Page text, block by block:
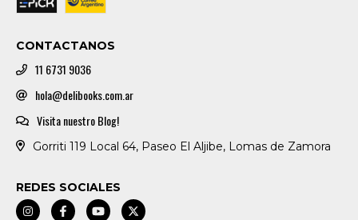
CONTACTANOS
11 6731 9036
hola@delibooks.com.ar
Visita nuestro Blog!
Gorriti 119 Local 64, Paseo El Aljibe, Lomas de Zamora
REDES SOCIALES